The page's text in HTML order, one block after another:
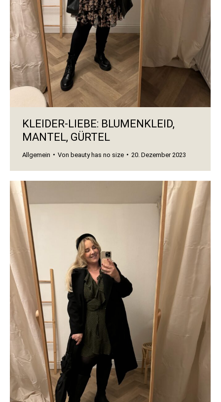
KLEIDER-LIEBE: BLUMENKLEID,
MANTEL, GÜRTEL
Allgemein Von beauty has no size 20. Dezember 2023